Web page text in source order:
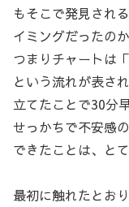
もそこで発見され
イミングだったの
つまりチャートは
という流れが表さ
立てたことで30分
せっかちで不安感
できたことは、と
最初に触れたとお